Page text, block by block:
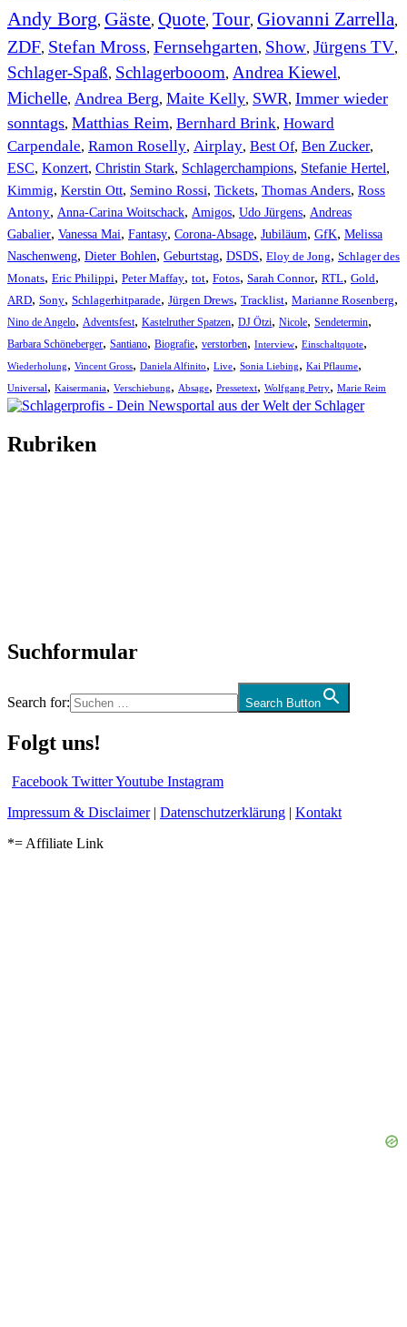
Andy Borg, Gäste, Quote, Tour, Giovanni Zarrella,
ZDF, Stefan Mross, Fernsehgarten, Show, Jürgens TV,
Schlager-Spaß, Schlagerbooom, Andrea Kiewel,
Michelle, Andrea Berg, Maite Kelly, SWR, Immer wieder
sonntags, Matthias Reim, Bernhard Brink, Howard
Carpendale, Ramon Roselly, Airplay, Best Of, Ben Zucker,
ESC, Konzert, Christin Stark, Schlagerchampions, Stefanie Hertel,
Kimmig, Kerstin Ott, Semino Rossi, Tickets, Thomas Anders, Ross
Antony, Anna-Carina Woitschack, Amigos, Udo Jürgens, Andreas
Gabalier, Vanessa Mai, Fantasy, Corona-Absage, Jubiläum, GfK, Melissa
Naschenweng, Dieter Bohlen, Geburtstag, DSDS, Eloy de Jong, Schlager des
Monats, Eric Philippi, Peter Maffay, tot, Fotos, Sarah Connor, RTL, Gold,
ARD, Sony, Schlagerhitparade, Jürgen Drews, Tracklist, Marianne Rosenberg,
Nino de Angelo, Adventsfest, Kastelruther Spatzen, DJ Ötzi, Nicole, Sendetermin,
Barbara Schöneberger, Santiano, Biografie, verstorben, Interview, Einschaltquote,
Wiederholung, Vincent Gross, Daniela Alfinito, Live, Sonia Liebing, Kai Pflaume,
Universal, Kaisermania, Verschiebung, Absage, Pressetext, Wolfgang Petry, Marie Reim
Rubriken
Suchformular
Search for: Search Button
Folgt uns!
Facebook TwitterYoutube Instagram
Impressum & Disclaimer| Datenschutzerklärung | Kontakt
*= Affiliate Link